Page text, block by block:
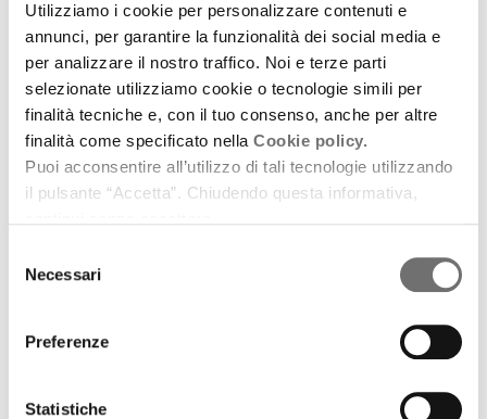
Utilizziamo i cookie per personalizzare contenuti e
annunci, per garantire la funzionalità dei social media e
per analizzare il nostro traffico. Noi e terze parti
selezionate utilizziamo cookie o tecnologie simili per
finalità tecniche e, con il tuo consenso, anche per altre
finalità come specificato nella Cookie policy.
Puoi acconsentire all’utilizzo di tali tecnologie utilizzando
il pulsante “Accetta”. Chiudendo questa informativa,
delNecessari
Preferenze
Statistiche
Viralissima